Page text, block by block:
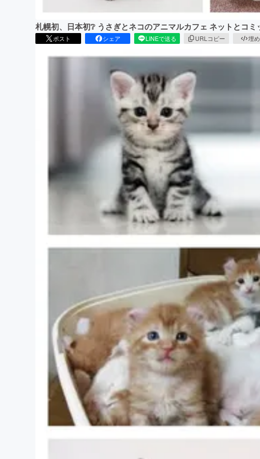
札幌初、日本初❔ うさぎとネコのアニマルカフェ ネットとコ
ポスト シェア LINEで送る URLコピー 埋